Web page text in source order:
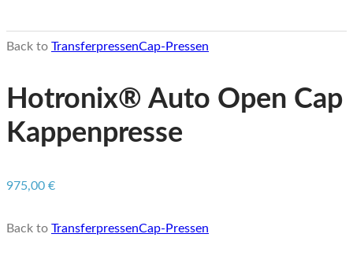
Back to TransferpressenCap-Pressen
Hotronix® Auto Open Cap
Kappenpresse
975,00 €
Back to TransferpressenCap-Pressen